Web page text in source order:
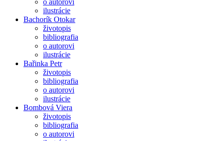
o autorovi
ilustrácie
Bachorík Otokar
životopis
bibliografia
o autorovi
ilustrácie
Bařinka Petr
životopis
bibliografia
o autorovi
ilustrácie
Bombová Viera
životopis
bibliografia
o autorovi